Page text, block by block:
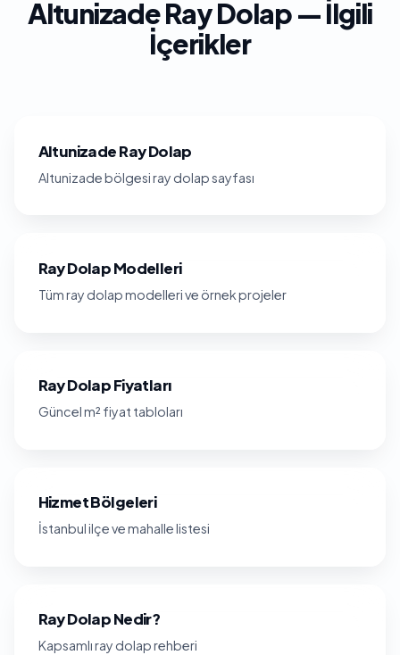
Altunizade Ray Dolap — İlgili
İçerikler
Altunizade Ray Dolap
Altunizade bölgesi ray dolap sayfası
Ray Dolap Modelleri
Tüm ray dolap modelleri ve örnek projeler
Ray Dolap Fiyatları
Güncel m² fiyat tabloları
Hizmet Bölgeleri
İstanbul ilçe ve mahalle listesi
Ray Dolap Nedir?
Kapsamlı ray dolap rehberi